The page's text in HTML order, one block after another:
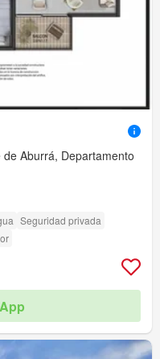
Aburrá, Departamento
Seguridad privada